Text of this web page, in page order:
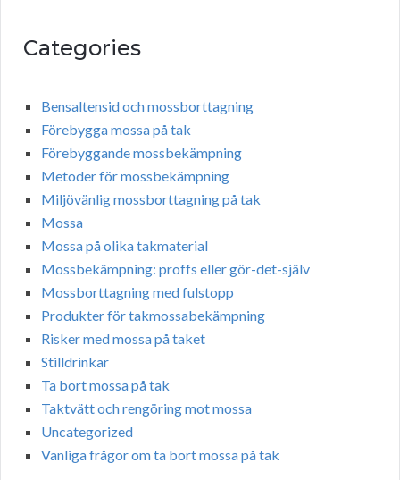
Categories
Bensaltensid och mossborttagning
Förebygga mossa på tak
Förebyggande mossbekämpning
Metoder för mossbekämpning
Miljövänlig mossborttagning på tak
Mossa
Mossa på olika takmaterial
Mossbekämpning: proffs eller gör-det-själv
Mossborttagning med fulstopp
Produkter för takmossabekämpning
Risker med mossa på taket
Stilldrinkar
Ta bort mossa på tak
Taktvätt och rengöring mot mossa
Uncategorized
Vanliga frågor om ta bort mossa på tak